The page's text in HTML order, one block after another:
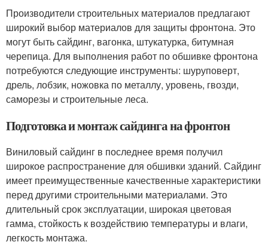
Производители строительных материалов предлагают
широкий выбор материалов для защиты фронтона. Это
могут быть сайдинг, вагонка, штукатурка, битумная
черепица. Для выполнения работ по обшивке фронтона
потребуются следующие инструменты: шуруповерт,
дрель, лобзик, ножовка по металлу, уровень, гвозди,
саморезы и строительные леса.
Подготовка и монтаж сайдинга на фронтон
Виниловый сайдинг в последнее время получил
широкое распространение для обшивки зданий. Сайдинг
имеет преимущественные качественные характеристики
перед другими строительными материалами. Это
длительный срок эксплуатации, широкая цветовая
гамма, стойкость к воздействию температуры и влаги,
легкость монтажа.